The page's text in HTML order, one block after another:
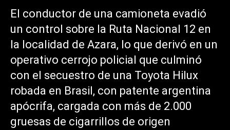
El conductor de una camioneta evadió
un control sobre la Ruta Nacional 12 en
la localidad de Azara, lo que derivó en un
operativo cerrojo policial que culminó
con el secuestro de una Toyota Hilux
robada en Brasil, con patente argentina
apócrifa, cargada con más de 2.000
gruesas de cigarrillos de origen